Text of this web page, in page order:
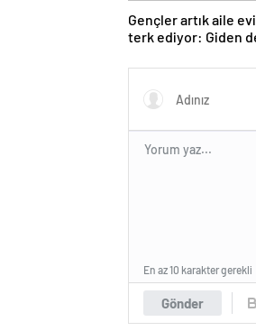
Gençler artık aile
terk ediyor: Giden
Gönder
En az 10 karakter gerekli